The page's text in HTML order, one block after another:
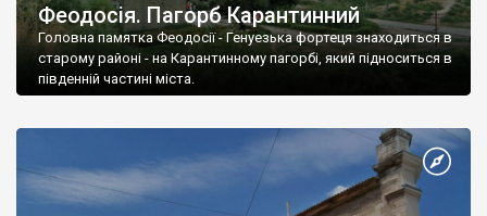
Феодосія. Пагорб Карантинний
Головна памятка Феодосії - Генуезька фортеця знаходиться в
старому районі - на Карантинному пагорбі, який підноситься в
південній частині міста.